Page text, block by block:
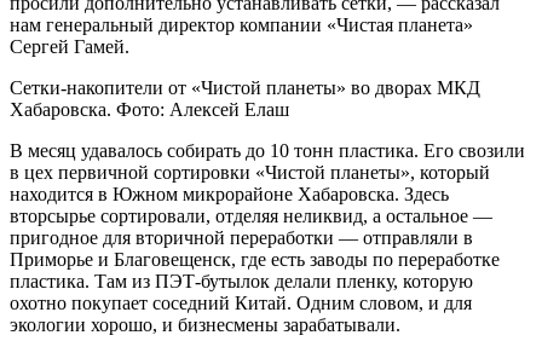
нам генеральный директор компании «Чистая планета»
Сергей Гамей.
Сетки-накопители от «Чистой планеты» во дворах МКД
Хабаровска. Фото: Алексей Елаш
В месяц удавалось собирать до 10 тонн пластика. Его свозили
в цех первичной сортировки «Чистой планеты», который
находится в Южном микрорайоне Хабаровска. Здесь
вторсырье сортировали, отделяя неликвид, а остальное —
пригодное для вторичной переработки — отправляли в
Приморье и Благовещенск, где есть заводы по переработке
пластика. Там из ПЭТ-бутылок делали пленку, которую
охотно покупает соседний Китай. Одним словом, и для
экологии хорошо, и бизнесмены зарабатывали.